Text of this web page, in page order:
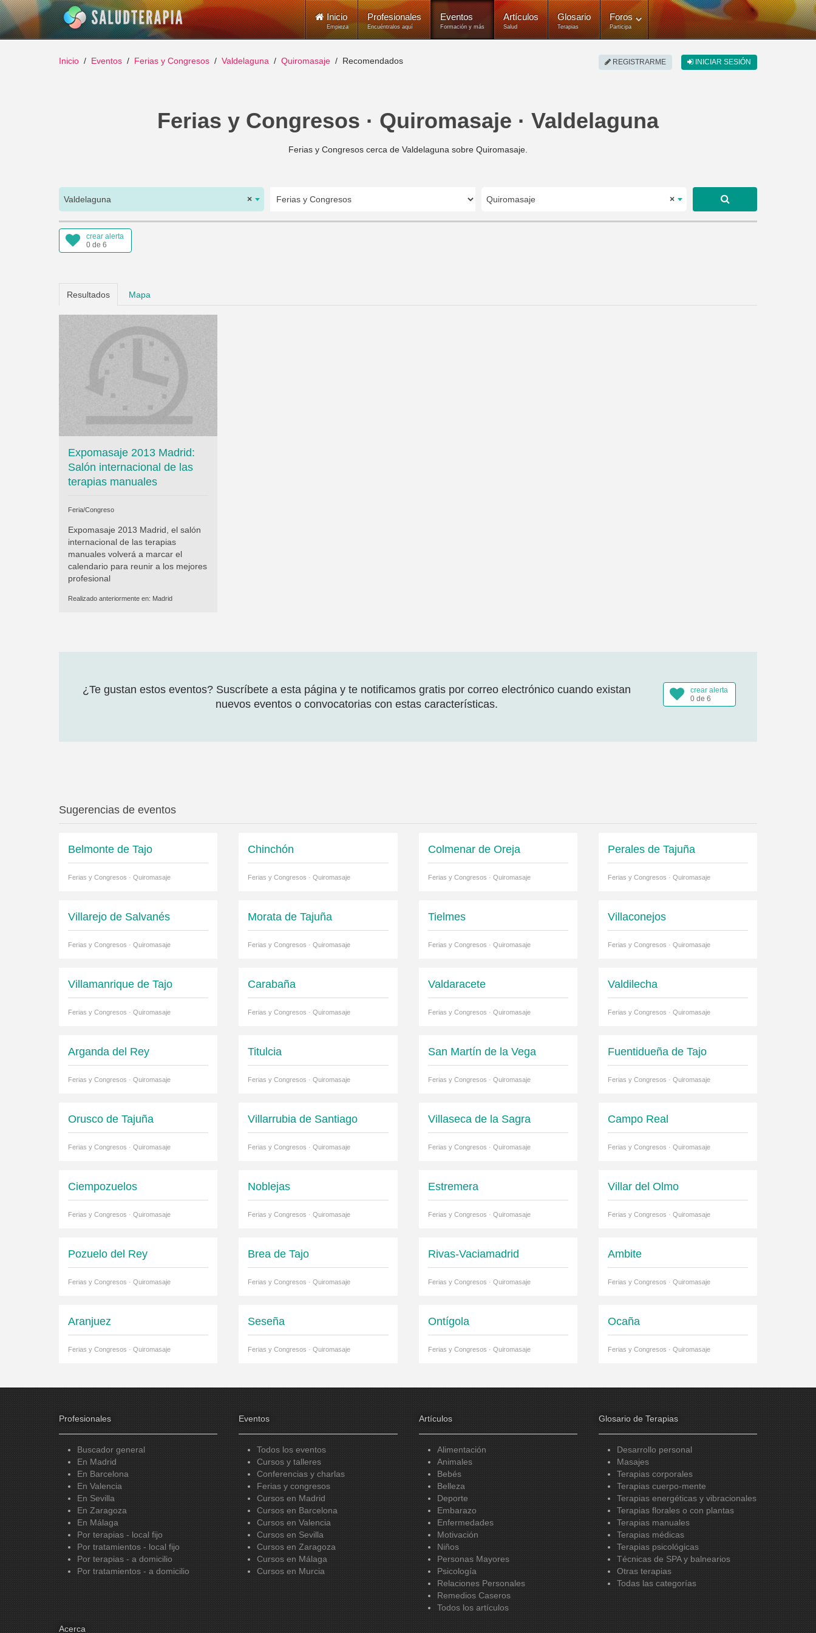
Inicio
Empieza
Profesionales
Encuéntralos aquí
Eventos
Formación y más
Artículos
Salud
Glosario
Terapias
Foros
Participa
REGISTRARME INICIAR SESIÓN
Inicio Eventos Ferias y Congresos Valdelaguna Quiromasaje Recomendados
Ferias y Congresos · Quiromasaje · Valdelaguna
Ferias y Congresos cerca de Valdelaguna sobre Quiromasaje.
×
Valdelaguna ×
Quiromasaje
crear alerta
0 de 6
Resultados Mapa
Expomasaje 2013 Madrid:
Salón internacional de las
terapias manuales
Feria/Congreso
Expomasaje 2013 Madrid, el salón
internacional de las terapias
manuales volverá a marcar el
calendario para reunir a los mejores
profesional
Realizado anteriormente en: Madrid
crear alerta
0 de 6
¿Te gustan estos eventos? Suscríbete a esta página y te notificamos gratis por correo electrónico cuando existan
nuevos eventos o convocatorias con estas características.
Sugerencias de eventos
Belmonte de Tajo
Ferias y Congresos · Quiromasaje
Chinchón
Ferias y Congresos · Quiromasaje
Colmenar de Oreja
Ferias y Congresos · Quiromasaje
Perales de Tajuña
Ferias y Congresos · Quiromasaje
Villarejo de Salvanés
Ferias y Congresos · Quiromasaje
Morata de Tajuña
Ferias y Congresos · Quiromasaje
Tielmes
Ferias y Congresos · Quiromasaje
Villaconejos
Ferias y Congresos · Quiromasaje
Villamanrique de Tajo
Ferias y Congresos · Quiromasaje
Carabaña
Ferias y Congresos · Quiromasaje
Valdaracete
Ferias y Congresos · Quiromasaje
Valdilecha
Ferias y Congresos · Quiromasaje
Arganda del Rey
Ferias y Congresos · Quiromasaje
Titulcia
Ferias y Congresos · Quiromasaje
San Martín de la Vega
Ferias y Congresos · Quiromasaje
Fuentidueña de Tajo
Ferias y Congresos · Quiromasaje
Orusco de Tajuña
Ferias y Congresos · Quiromasaje
Villarrubia de Santiago
Ferias y Congresos · Quiromasaje
Villaseca de la Sagra
Ferias y Congresos · Quiromasaje
Campo Real
Ferias y Congresos · Quiromasaje
Ciempozuelos
Ferias y Congresos · Quiromasaje
Noblejas
Ferias y Congresos · Quiromasaje
Estremera
Ferias y Congresos · Quiromasaje
Villar del Olmo
Ferias y Congresos · Quiromasaje
Pozuelo del Rey
Ferias y Congresos · Quiromasaje
Brea de Tajo
Ferias y Congresos · Quiromasaje
Rivas-Vaciamadrid
Ferias y Congresos · Quiromasaje
Ambite
Ferias y Congresos · Quiromasaje
Aranjuez
Ferias y Congresos · Quiromasaje
Seseña
Ferias y Congresos · Quiromasaje
Ontígola
Ferias y Congresos · Quiromasaje
Ocaña
Ferias y Congresos · Quiromasaje
Profesionales
Buscador general
En Madrid
En Barcelona
En Valencia
En Sevilla
En Zaragoza
En Málaga
Por terapias - local fijo
Por tratamientos - local fijo
Por terapias - a domicilio
Por tratamientos - a domicilio
Eventos
Todos los eventos
Cursos y talleres
Conferencias y charlas
Ferias y congresos
Cursos en Madrid
Cursos en Barcelona
Cursos en Valencia
Cursos en Sevilla
Cursos en Zaragoza
Cursos en Málaga
Cursos en Murcia
Artículos
Alimentación
Animales
Bebés
Belleza
Deporte
Embarazo
Enfermedades
Motivación
Niños
Personas Mayores
Psicología
Relaciones Personales
Remedios Caseros
Todos los artículos
Glosario de Terapias
Desarrollo personal
Masajes
Terapias corporales
Terapias cuerpo-mente
Terapias energéticas y vibracionales
Terapias florales o con plantas
Terapias manuales
Terapias médicas
Terapias psicológicas
Técnicas de SPA y balnearios
Otras terapias
Todas las categorías
Acerca